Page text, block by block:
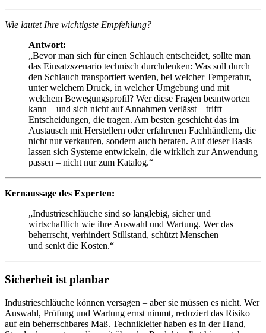
Wie lautet Ihre wichtigste Empfehlung?
Antwort:
„Bevor man sich für einen Schlauch entscheidet, sollte man
das Einsatzszenario technisch durchdenken: Was soll durch
den Schlauch transportiert werden, bei welcher Temperatur,
unter welchem Druck, in welcher Umgebung und mit
welchem Bewegungsprofil? Wer diese Fragen beantworten
kann – und sich nicht auf Annahmen verlässt – trifft
Entscheidungen, die tragen. Am besten geschieht das im
Austausch mit Herstellern oder erfahrenen Fachhändlern, die
nicht nur verkaufen, sondern auch beraten. Auf dieser Basis
lassen sich Systeme entwickeln, die wirklich zur Anwendung
passen – nicht nur zum Katalog.“
Kernaussage des Experten:
„Industrieschläuche sind so langlebig, sicher und
wirtschaftlich wie ihre Auswahl und Wartung. Wer das
beherrscht, verhindert Stillstand, schützt Menschen –
und senkt die Kosten.“
Sicherheit ist planbar
Industrieschläuche können versagen – aber sie müssen es nicht. Wer
Auswahl, Prüfung und Wartung ernst nimmt, reduziert das Risiko
auf ein beherrschbares Maß. Technikleiter haben es in der Hand,